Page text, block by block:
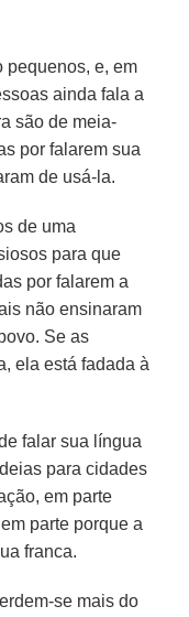
pequenos, e, em
ainda fala a
são de meia-
por falarem sua
de usá-la.
de uma
para que
por falarem a
não ensinaram
Se as
ela está fadada à
falar sua língua
para cidades
em parte
parte porque a
franca.
se mais do